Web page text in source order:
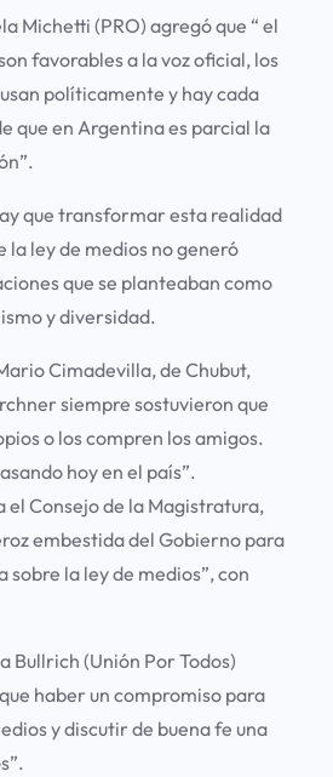
Michetti (PRO) agregó que “ el
favorables a la voz oficial, los
políticamente y hay cada
que en Argentina es parcial la
que transformar esta realidad
la ley de medios no generó
que se planteaban como
y diversidad.
Cimadevilla, de Chubut,
siempre sostuvieron que
o los compren los amigos.
hoy en el país”.
Consejo de la Magistratura,
embestida del Gobierno para
sobre la ley de medios”, con
Bullrich (Unión Por Todos)
haber un compromiso para
y discutir de buena fe una